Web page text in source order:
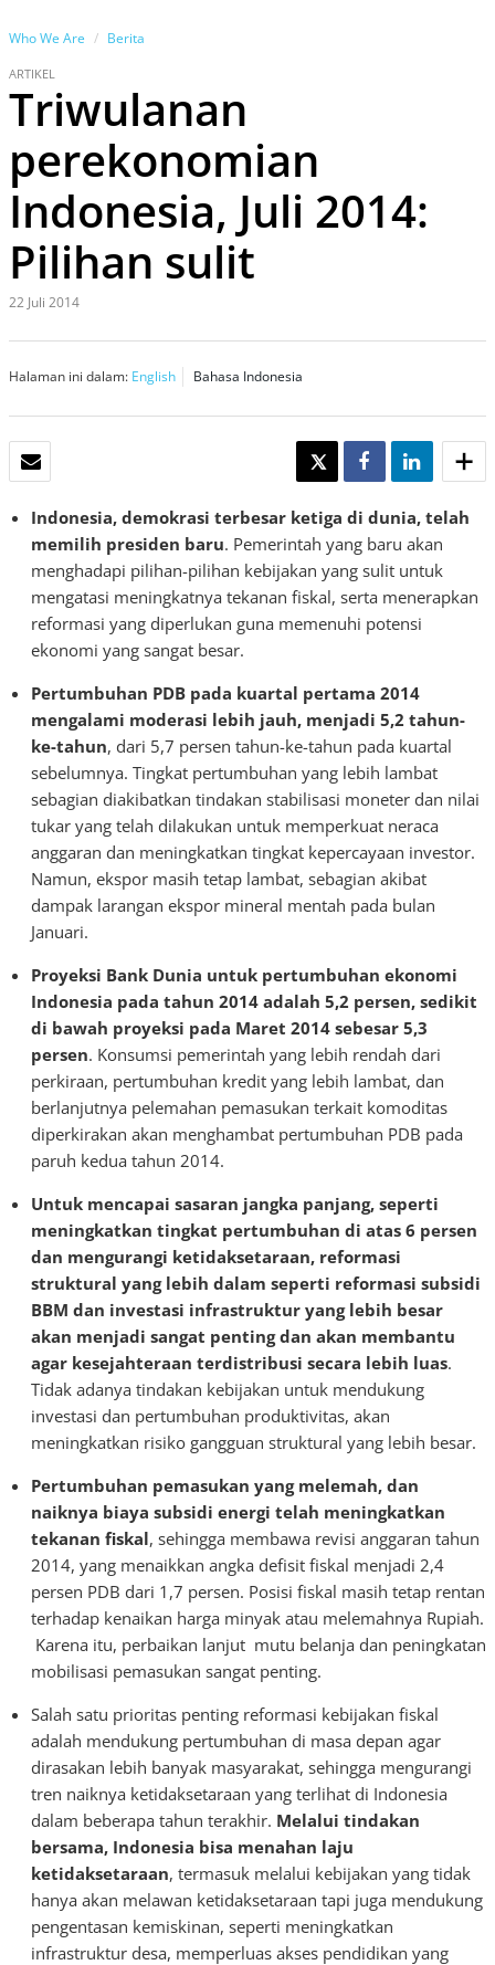
Who We Are Berita
ARTIKEL
Triwulanan
perekonomian
Indonesia, Juli 2014:
Pilihan sulit
22 Juli 2014
Halaman ini dalam: English Bahasa Indonesia
TWEET SHARE SHARE
Indonesia, demokrasi terbesar ketiga di dunia, telah
memilih presiden baru. Pemerintah yang baru akan
menghadapi pilihan-pilihan kebijakan yang sulit untuk
mengatasi meningkatnya tekanan fiskal, serta menerapkan
reformasi yang diperlukan guna memenuhi potensi
ekonomi yang sangat besar.
Pertumbuhan PDB pada kuartal pertama 2014
mengalami moderasi lebih jauh, menjadi 5,2 tahun-
ke-tahun, dari 5,7 persen tahun-ke-tahun pada kuartal
sebelumnya. Tingkat pertumbuhan yang lebih lambat
sebagian diakibatkan tindakan stabilisasi moneter dan nilai
tukar yang telah dilakukan untuk memperkuat neraca
anggaran dan meningkatkan tingkat kepercayaan investor.
Namun, ekspor masih tetap lambat, sebagian akibat
dampak larangan ekspor mineral mentah pada bulan
Januari.
Proyeksi Bank Dunia untuk pertumbuhan ekonomi
Indonesia pada tahun 2014 adalah 5,2 persen, sedikit
di bawah proyeksi pada Maret 2014 sebesar 5,3
persen. Konsumsi pemerintah yang lebih rendah dari
perkiraan, pertumbuhan kredit yang lebih lambat, dan
berlanjutnya pelemahan pemasukan terkait komoditas
diperkirakan akan menghambat pertumbuhan PDB pada
paruh kedua tahun 2014.
Untuk mencapai sasaran jangka panjang, seperti
meningkatkan tingkat pertumbuhan di atas 6 persen
dan mengurangi ketidaksetaraan, reformasi
struktural yang lebih dalam seperti reformasi subsidi
BBM dan investasi infrastruktur yang lebih besar
akan menjadi sangat penting dan akan membantu
agar kesejahteraan terdistribusi secara lebih luas.
Tidak adanya tindakan kebijakan untuk mendukung
investasi dan pertumbuhan produktivitas, akan
meningkatkan risiko gangguan struktural yang lebih besar.
Pertumbuhan pemasukan yang melemah, dan
naiknya biaya subsidi energi telah meningkatkan
tekanan fiskal, sehingga membawa revisi anggaran tahun
2014, yang menaikkan angka defisit fiskal menjadi 2,4
persen PDB dari 1,7 persen. Posisi fiskal masih tetap rentan
terhadap kenaikan harga minyak atau melemahnya Rupiah.
Karena itu, perbaikan lanjut mutu belanja dan peningkatan
mobilisasi pemasukan sangat penting.
Salah satu prioritas penting reformasi kebijakan fiskal
adalah mendukung pertumbuhan di masa depan agar
dirasakan lebih banyak masyarakat, sehingga mengurangi
tren naiknya ketidaksetaraan yang terlihat di Indonesia
dalam beberapa tahun terakhir. Melalui tindakan
bersama, Indonesia bisa menahan laju
ketidaksetaraan, termasuk melalui kebijakan yang tidak
hanya akan melawan ketidaksetaraan tapi juga mendukung
pengentasan kemiskinan, seperti meningkatkan
infrastruktur desa, memperluas akses pendidikan yang